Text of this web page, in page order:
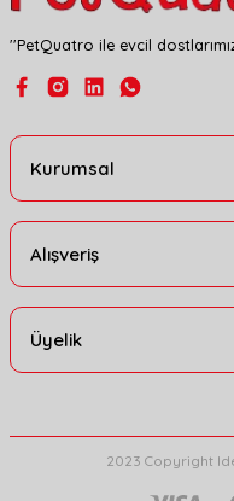
''PetQuatro ile evcil
Kurumsal
Alışveriş
Üyelik
2023 Copyright